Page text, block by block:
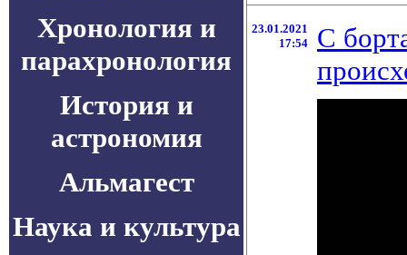
Хронология и
парахронология
История и
астрономия
Альмагест
Наука и культура
23.01.2021
17:54
С